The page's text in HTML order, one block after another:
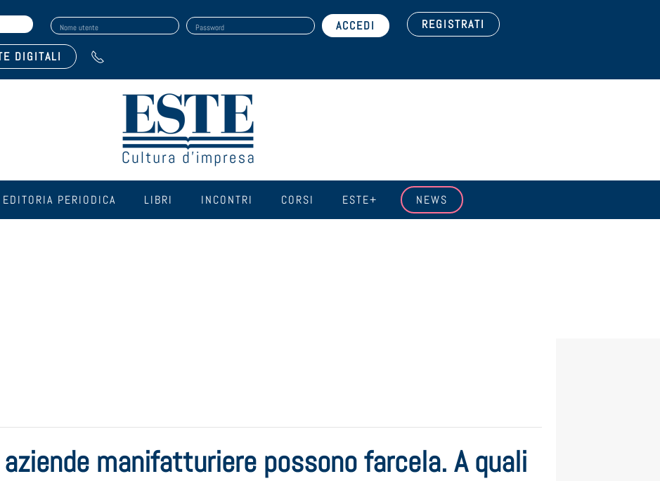
Nome utente Password REGISTRATI
DIGITALI
EDITORIA PERIODICA LIBRI INCONTRI CORSI ESTE+ NEWS
aziende manifatturiere possono farcela. A quali